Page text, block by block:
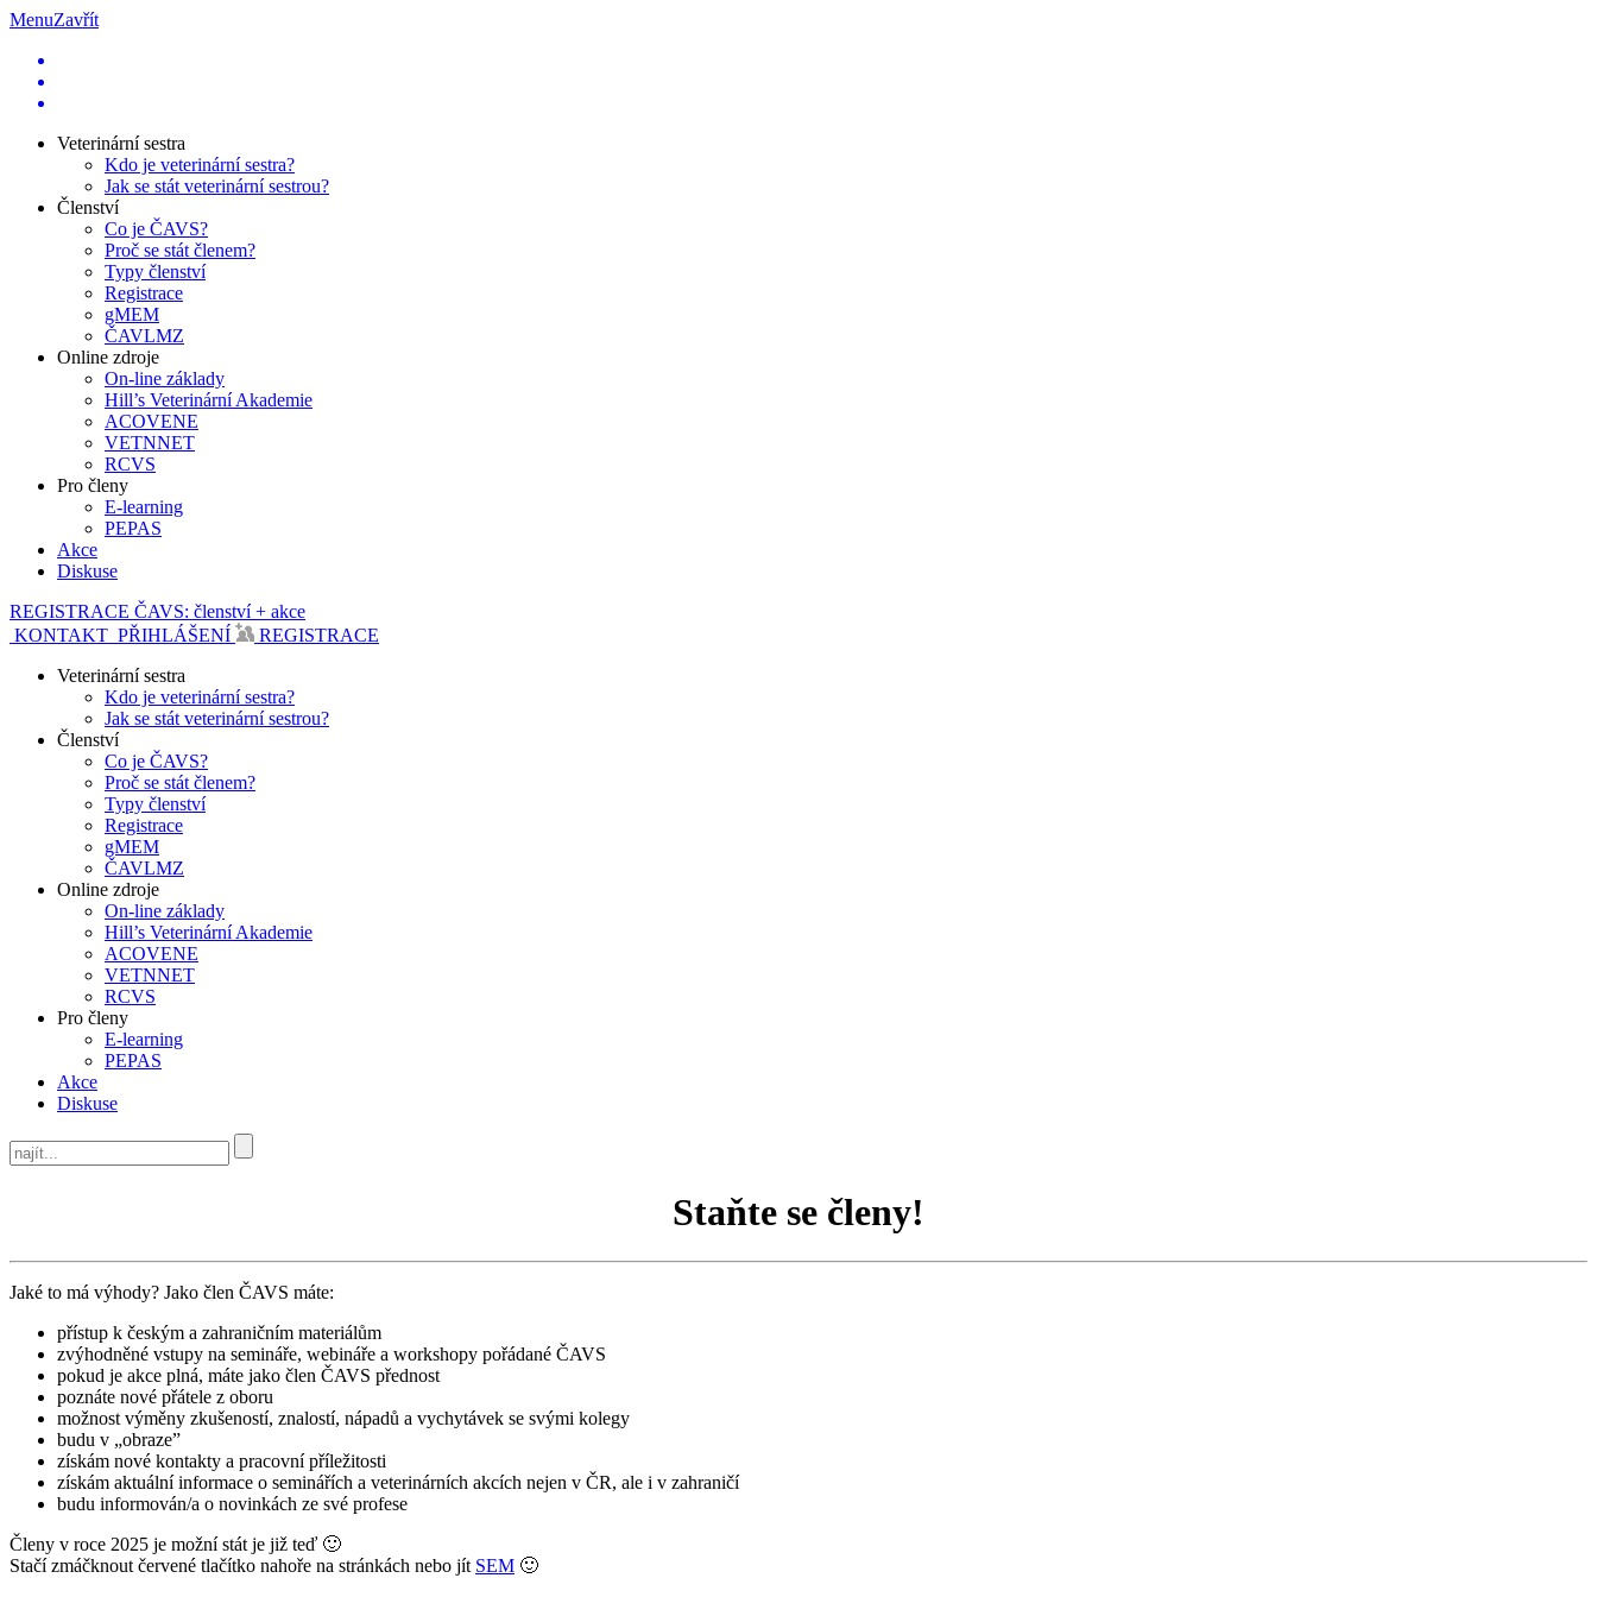
MenuZavřít
Veterinární sestra
Kdo je veterinární sestra?
Jak se stát veterinární sestrou?
Členství
Co je ČAVS?
Proč se stát členem?
Typy členství
Registrace
gMEM
ČAVLMZ
Online zdroje
On-line základy
Hill’s Veterinární Akademie
ACOVENE
VETNNET
RCVS
Pro členy
E-learning
PEPAS
Akce
Diskuse
REGISTRACE ČAVS: členství + akce
KONTAKT PŘIHLÁŠENÍ
REGISTRACE
Veterinární sestra
Kdo je veterinární sestra?
Jak se stát veterinární sestrou?
Členství
Co je ČAVS?
Proč se stát členem?
Typy členství
Registrace
gMEM
ČAVLMZ
Online zdroje
On-line základy
Hill’s Veterinární Akademie
ACOVENE
VETNNET
RCVS
Pro členy
E-learning
PEPAS
Akce
Diskuse
Staňte se členy!
Jaké to má výhody? Jako člen ČAVS máte:
přístup k českým a zahraničním materiálům
zvýhodněné vstupy na semináře, webináře a workshopy pořádané ČAVS
pokud je akce plná, máte jako člen ČAVS přednost
poznáte nové přátele z oboru
možnost výměny zkušeností, znalostí, nápadů a vychytávek se svými kolegy
budu v „obraze”
získám nové kontakty a pracovní příležitosti
získám aktuální informace o seminářích a veterinárních akcích nejen v ČR, ale i v zahraničí
budu informován/a o novinkách ze své profese
Členy v roce 2025 je možní stát je již teď 🙂
Stačí zmáčknout červené tlačítko nahoře na stránkách nebo jít SEM 🙂